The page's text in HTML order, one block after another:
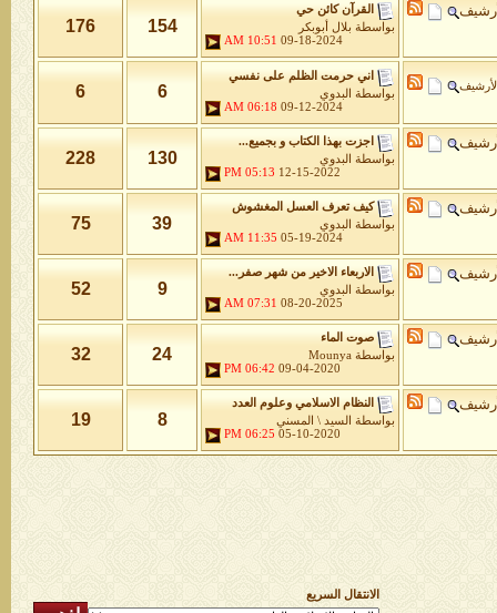
القرآن كائن حي
بواسطة بلال أبوبكر
09-18-2024
10:51 AM
154
176
اني حرمت الظلم على نفسي
بواسطة
البدوي
09-12-2024
06:18 AM
6
6
اجزت بهذا الكتاب و بجميع...
بواسطة
البدوي
12-15-2022
05:13 PM
130
228
كيف تعرف العسل المغشوش
بواسطة
البدوي
05-19-2024
11:35 AM
39
75
الاربعاء الاخير من شهر صفر...
بواسطة
البدوي
08-20-2025
07:31 AM
9
52
صوت الماء
بواسطة Mounya
09-04-2020
06:42 PM
24
32
النظام الاسلامي وعلوم العدد
بواسطة
السيد \ المسني
05-10-2020
06:25 PM
8
19
الانتقال السريع